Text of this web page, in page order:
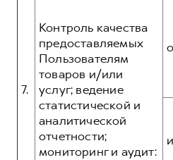
7.
Контроль качества
предоставляемых
Пользователям
товаров и/или
услуг; ведение
статистической и
аналитической
отчетности;
мониторинг и аудит: